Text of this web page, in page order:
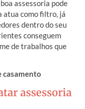
assessoria pode
atua como filtro, já
dentro do seu
conseguem
de trabalhos que
casamento
assessoria